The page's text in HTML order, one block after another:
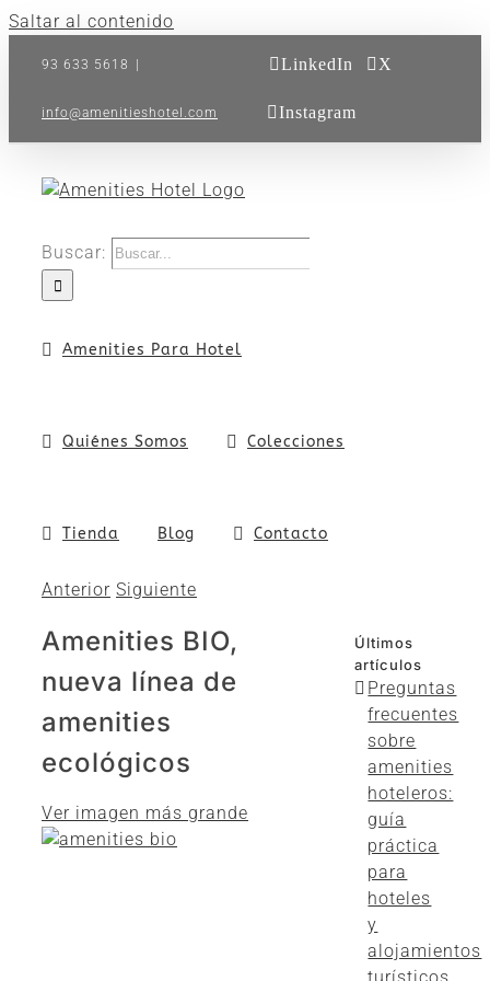
Saltar al contenido
93 633 5618
info@amenitieshotel.com
LinkedIn X
Instagram
Buscar:
Amenities Para Hotel
Quiénes Somos Colecciones
Tienda Blog Contacto
Anterior Siguiente
Amenities BIO,
nueva línea de
amenities
ecológicos
Ver imagen más grande
Últimos
artículos
Preguntas
frecuentes
sobre
amenities
hoteleros:
guía
práctica
para
hoteles
y
alojamientos